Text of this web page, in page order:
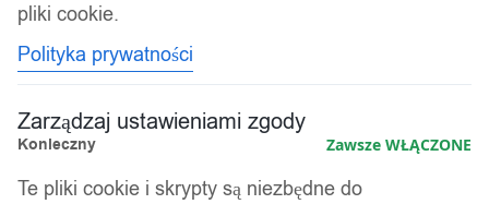
pliki cookie.
Polityka prywatności
Zarządzaj ustawieniami zgody
Konieczny Zawsze WŁĄCZONE
Te pliki cookie i skrypty są niezbędne do